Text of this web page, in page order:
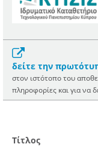
δείτε την
στον ιστότοπο του
πληροφορίες και για να
Τίτλος